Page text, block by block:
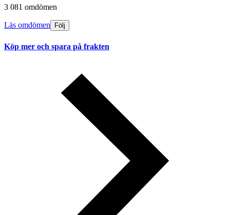
3 081 omdömen
Läs omdömen Följ
Köp mer och spara på frakten